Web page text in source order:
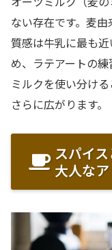
ない存在です。麦
質感は牛乳に最も
め、ラテアートの
ミルクを使い分け
さらに広がります。
スパイ
大人な